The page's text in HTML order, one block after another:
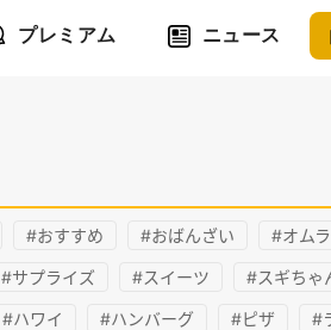
プレミアム ニュース
#おすすめ #おばんざい #オム
#サプライズ #スイーツ #スギちゃ
#ハワイ #ハンバーグ #ピザ #